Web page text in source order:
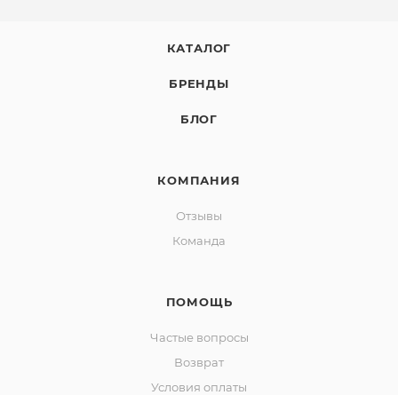
КАТАЛОГ
БРЕНДЫ
БЛОГ
КОМПАНИЯ
Отзывы
Команда
ПОМОЩЬ
Частые вопросы
Возврат
Условия оплаты